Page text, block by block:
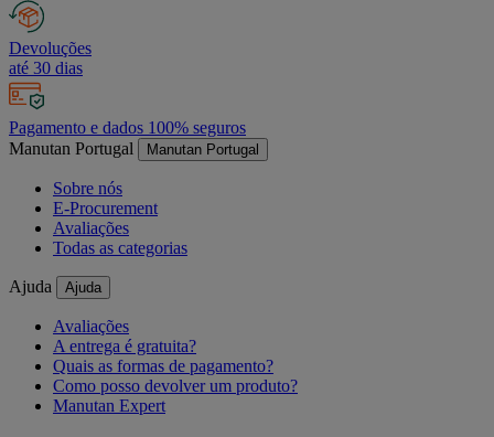
Devoluções
até 30 dias
Pagamento e dados 100% seguros
Manutan Portugal
Manutan Portugal
Sobre nós
E-Procurement
Avaliações
Todas as categorias
Ajuda Ajuda
Avaliações
A entrega é gratuita?
Quais as formas de pagamento?
Como posso devolver um produto?
Manutan Expert